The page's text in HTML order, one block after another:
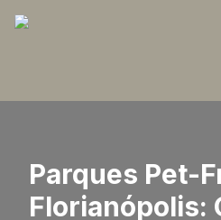
Parques Pet-
Florianópolis: